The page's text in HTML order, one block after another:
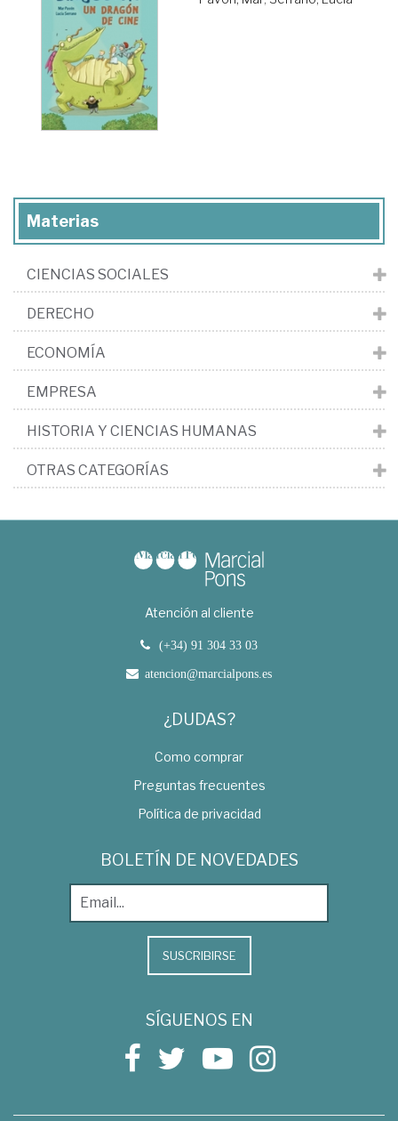
Materias
CIENCIAS SOCIALES
DERECHO
ECONOMÍA
EMPRESA
HISTORIA Y CIENCIAS HUMANAS
OTRAS CATEGORÍAS
Atención al cliente
(+34) 91 304 33 03
atencion@marcialpons.es
¿DUDAS?
Como comprar
Preguntas frecuentes
Política de privacidad
BOLETÍN DE NOVEDADES
SUSCRIBIRSE
SÍGUENOS EN